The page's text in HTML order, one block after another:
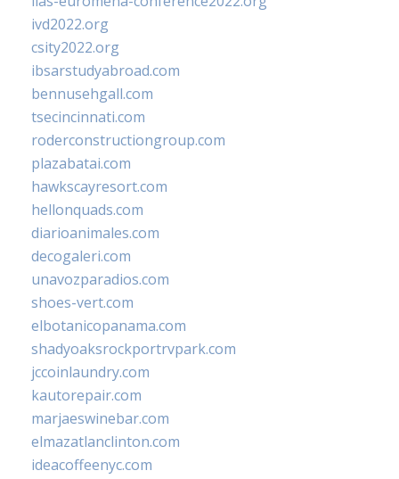
ivd2022.org
csity2022.org
ibsarstudyabroad.com
bennusehgall.com
tsecincinnati.com
roderconstructiongroup.com
plazabatai.com
hawkscayresort.com
hellonquads.com
diarioanimales.com
decogaleri.com
unavozparadios.com
shoes-vert.com
elbotanicopanama.com
shadyoaksrockportrvpark.com
jccoinlaundry.com
kautorepair.com
marjaeswinebar.com
elmazatlanclinton.com
ideacoffeenyc.com